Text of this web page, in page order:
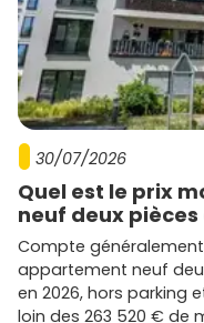
30/07/2026
Quel est le prix
neuf deux
Compte
appartement neuf
en 2026, hors parking
loin des 263 520 € de